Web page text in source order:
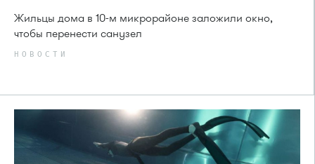
Жильцы дома в 10-м микрорайоне заложили окно,
чтобы перенести санузел
НОВОСТИ